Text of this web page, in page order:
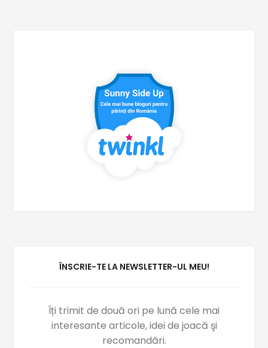
ÎNSCRIE-TE LA NEWSLETTER-UL MEU!
Îți trimit de două ori pe lună cele mai
interesante articole, idei de joacă şi
recomandări.